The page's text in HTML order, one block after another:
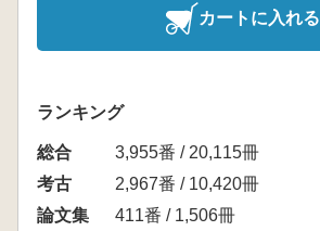
カートに入れる
ランキング
総合
3,955番 / 20,115冊
考古
2,967番 / 10,420冊
論文集
411番 / 1,506冊